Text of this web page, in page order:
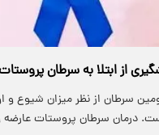
سرطان از نظر میزان شیوع و
درمان سرطان پروستات